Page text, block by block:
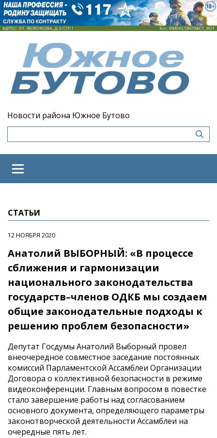
Новости района Южное Бутово
СТАТЬИ
12 НОЯБРЯ 2020
Анатолий ВЫБОРНЫЙ: «В процессе
сближения и гармонизации
национального законодательства
государств–членов ОДКБ мы создаем
общие законодательные подходы к
решению проблем безопасности»
Депутат Госдумы Анатолий Выборный провел
внеочередное совместное заседание постоянных
комиссий Парламентской Ассамблеи Организации
Договора о коллективной безопасности в режиме
видеоконференции. Главным вопросом в повестке
стало завершение работы над согласованием
основного документа, определяющего параметры
законотворческой деятельности Ассамблеи на
очередные пять лет.